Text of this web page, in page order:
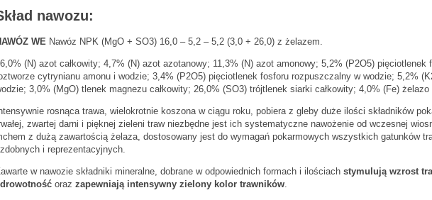
nawozu:
WE Nawóz NPK (MgO + SO3) 16,0 – 5,2 – 5,2 (3,0 + 26,0) z żelazem.
(N) azot całkowity; 4,7% (N) azot azotanowy; 11,3% (N) azot amonowy; 5,2% (P2O5)
cytrynianu amonu i wodzie; 3,4% (P2O5) pięciotlenek fosforu rozpuszczalny w wodzie; 5,2%
3,0% (MgO) tlenek magnezu całkowity; 26,0% (SO3) trójtlenek siarki całkowity; 4,0% (Fe) żelazo
rosnąca trawa, wielokrotnie koszona w ciągu roku, pobiera z gleby duże ilości składników
zwartej darni i pięknej zieleni traw niezbędne jest ich systematyczne nawożenie od wczesnej
z dużą zawartością żelaza, dostosowany jest do wymagań pokarmowych wszystkich gatunków
i reprezentacyjnych.
w nawozie składniki mineralne, dobrane w odpowiednich formach i ilościach stymulują wzrost
oraz zapewniają intensywny zielony kolor trawników.